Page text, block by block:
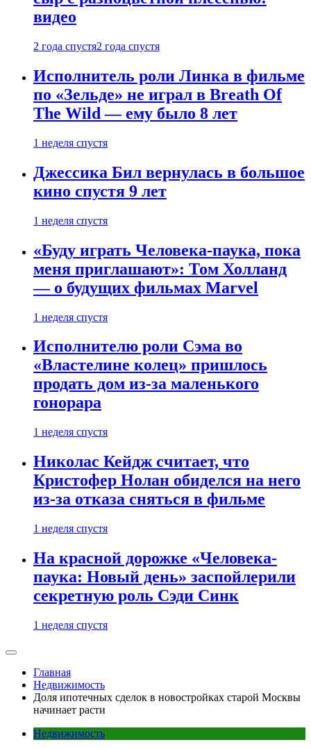
видео
2 года спустя2 года спустя
Исполнитель роли Линка в фильме
по «Зельде» не играл в Breath Of
The Wild — ему было 8 лет
1 неделя спустя
Джессика Бил вернулась в большое
кино спустя 9 лет
1 неделя спустя
«Буду играть Человека-паука, пока
меня приглашают»: Том Холланд
— о будущих фильмах Marvel
1 неделя спустя
Исполнителю роли Сэма во
«Властелине колец» пришлось
продать дом из-за маленького
гонорара
1 неделя спустя
Николас Кейдж считает, что
Кристофер Нолан обиделся на него
из-за отказа сняться в фильме
1 неделя спустя
На красной дорожке «Человека-
паука: Новый день» заспойлерили
секретную роль Сэди Синк
1 неделя спустя
Главная
Недвижимость
Доля ипотечных сделок в новостройках старой Москвы
начинает расти
Недвижимость